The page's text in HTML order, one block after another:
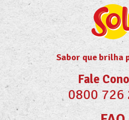
Sabor que brilha
Fale
0800 726